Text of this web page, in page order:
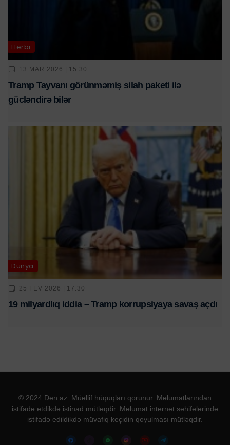
Hərbi
13 MAR 2026 | 15:30
Tramp Tayvanı görünməmiş silah paketi ilə
gücləndirə bilər
Dünya
25 FEV 2026 | 17:30
19 milyardlıq iddia – Tramp korrupsiyaya savaş açdı
© 2024 Den.az. Müəllif hüquqları qorunur. Məlumatlarından
istifadə etdikdə istinad mütləqdir. Məlumat internet səhifələrində
istifadə edildikdə müvafiq keçidin qoyulması mütləqdir.